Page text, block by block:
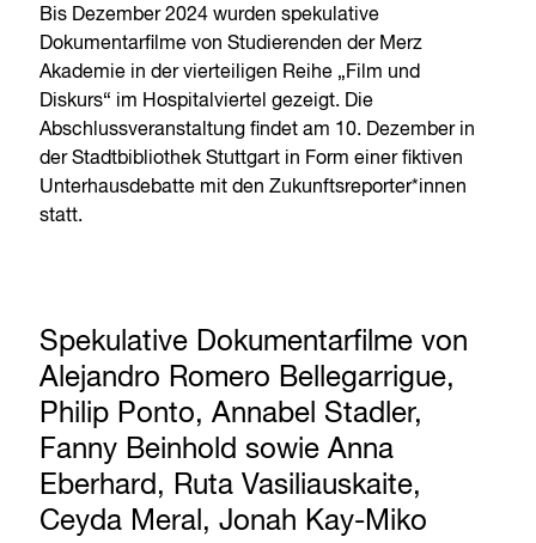
Bis Dezember 2024 wurden spekulative
Dokumentarfilme von Studierenden der Merz
Akademie in der vierteiligen Reihe „Film und
Diskurs“ im Hospitalviertel gezeigt. Die
Abschlussveranstaltung findet am 10. Dezember in
der Stadtbibliothek Stuttgart in Form einer fiktiven
Unterhausdebatte mit den Zukunftsreporter*innen
statt.
Spekulative Dokumentarfilme von
Alejandro Romero Bellegarrigue,
Philip Ponto, Annabel Stadler,
Fanny Beinhold sowie Anna
Eberhard, Ruta Vasiliauskaite,
Ceyda Meral, Jonah Kay-Miko